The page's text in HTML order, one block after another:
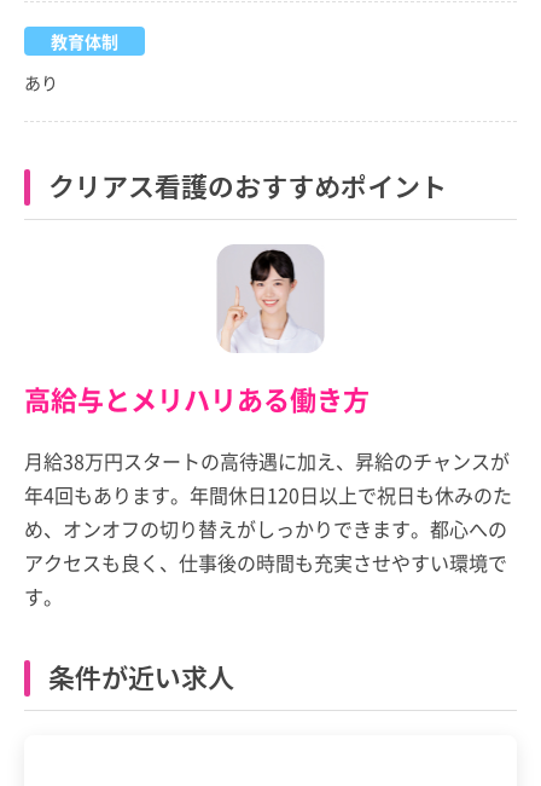
教育体制
あり
クリアス看護のおすすめポイント
高給与とメリハリある働き方
月給38万円スタートの高待遇に加え、昇給のチャンスが
年4回もあります。年間休日120日以上で祝日も休みのた
め、オンオフの切り替えがしっかりできます。都心への
アクセスも良く、仕事後の時間も充実させやすい環境で
す。
条件が近い求人